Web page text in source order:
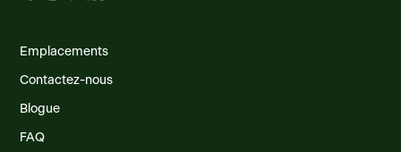
Emplacements
Contactez-nous
Blogue
FAQ